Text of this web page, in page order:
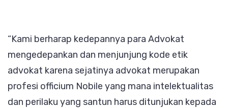
“Kami berharap kedepannya para Advokat
mengedepankan dan menjunjung kode etik
advokat karena sejatinya advokat merupakan
profesi officium Nobile yang mana intelektualitas
dan perilaku yang santun harus ditunjukan kepada